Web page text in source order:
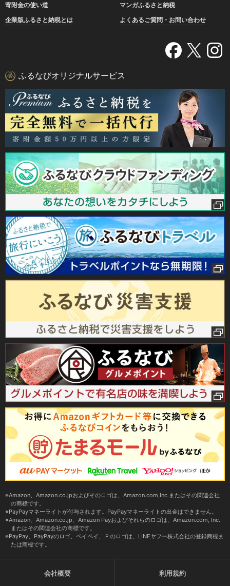
寄附金の使い道
マンガふるさと納税
企業版ふるさと納税とは
よくあるご質問・お問い合わせ
ふるなびオリジナルサービス
Amazon、Amazon.co.jpおよびそのロゴは、Amazon.com,Inc.またはその関連会社
の商標です。
PayPayマネーライトが付与されます。PayPayマネーライトの出金はできません。
Amazon、Amazon.co.jp、Amazon Payおよびそれらのロゴは、Amazon.com, Inc.
またはその関連会社の商標です。
PayPay、PayPayのロゴ、ペイペイ、Ｐのロゴは、LINEヤフー株式会社の登録商標ま
たは商標です。
会社概要 利用規約